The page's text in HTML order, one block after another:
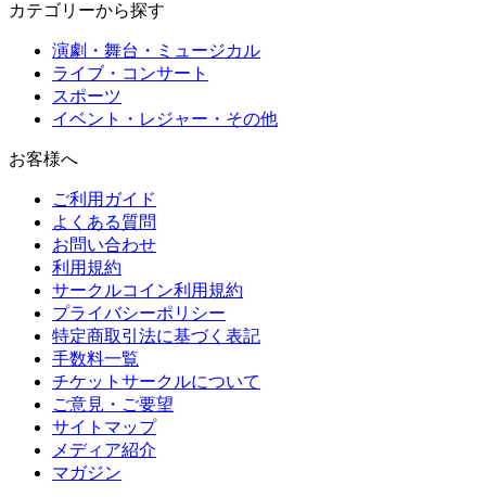
カテゴリーから探す
演劇・舞台・ミュージカル
ライブ・コンサート
スポーツ
イベント・レジャー・その他
お客様へ
ご利用ガイド
よくある質問
お問い合わせ
利用規約
サークルコイン利用規約
プライバシーポリシー
特定商取引法に基づく表記
手数料一覧
チケットサークルについて
ご意見・ご要望
サイトマップ
メディア紹介
マガジン